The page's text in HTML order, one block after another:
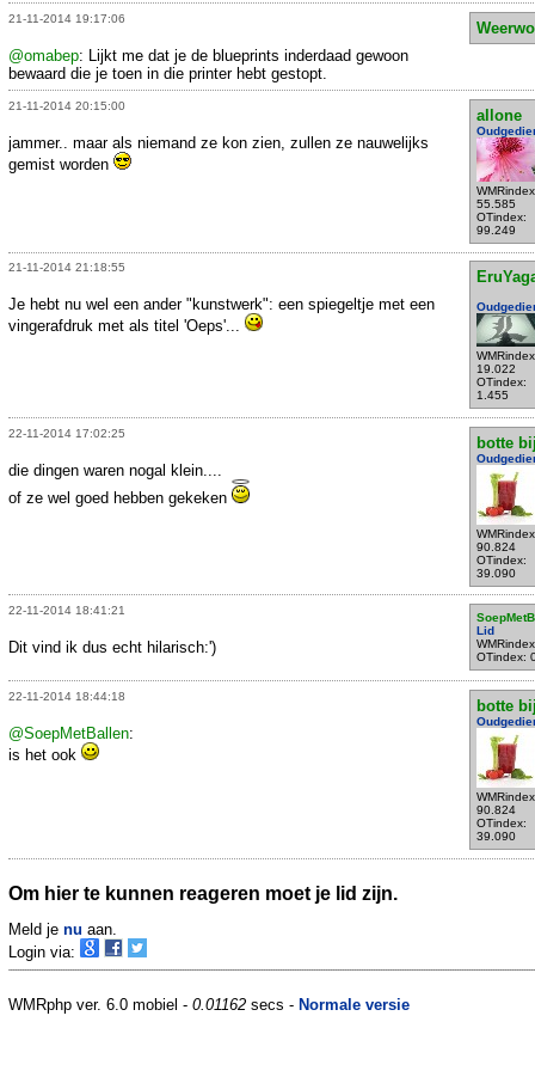
21-11-2014 19:17:06
@omabep: Lijkt me dat je de blueprints inderdaad gewoon
bewaard die je toen in die printer hebt gestopt.
21-11-2014 20:15:00
allone
55.585
OTindex:
99.249
jammer.. maar als niemand ze kon zien, zullen ze nauwelijks
gemist worden
21-11-2014 21:18:55
19.022
OTindex:
1.455
Je hebt nu wel een ander "kunstwerk": een spiegeltje met een
vingerafdruk met als titel 'Oeps'...
22-11-2014 17:02:25
botte
90.824
OTindex:
39.090
die dingen waren nogal klein....
of ze wel goed hebben gekeken
22-11-2014 18:41:21
Lid
OTindex:
Dit vind ik dus echt hilarisch:')
22-11-2014 18:44:18
botte
90.824
OTindex:
39.090
@SoepMetBallen:
is het ook
Om hier te kunnen reageren moet je lid zijn.
Meld je nu aan.
Login via:
WMRphp ver. 6.0 mobiel - 0.01162 secs - Normale versie